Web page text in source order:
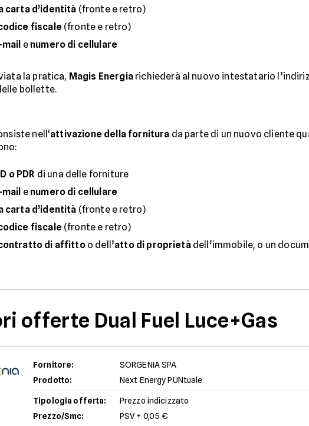
carta d’identità (fronte e retro)
fiscale (fronte e retro)
e numero di cellulare
la pratica, Magis Energiarichiederà al nuovo intestatario
bollette.
nell'attivazione della fornitura da parte di un nuovo cliente
o PDR di una delle forniture
e numero di cellulare
carta d’identità (fronte e retro)
fiscale (fronte e retro)
di affittoo dell’atto di proprietàdell’immobile, o un
offerte Dual Fuel Luce+Gas
Fornitore:
SORGENIA SPA
Prodotto:
Next Energy PUNtuale
Tipologia offerta:
Prezzo indicizzato
Prezzo/Smc:
PSV + 0,05 €